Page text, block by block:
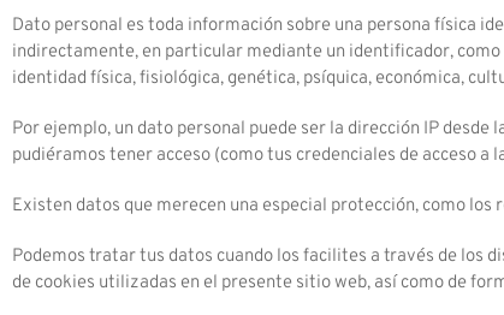
Dato personal es toda información sobre una persona física
indirectamente, en particular mediante un identificador,
identidad física, fisiológica, genética, psíquica, económica,
Por ejemplo, un dato personal puede ser la dirección IP
pudiéramos tener acceso (como tus credenciales de acceso
Existen datos que merecen una especial protección, como
Podemos tratar tus datos cuando los facilites a través de los
de cookies utilizadas en el presente sitio web, así como de